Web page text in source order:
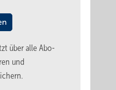
über alle Abo-
und